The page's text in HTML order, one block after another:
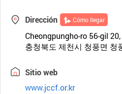
Dirección Cómo llegar
Cheongpungho-ro 56-gil
충청북도 제천시 청풍면 청
Sitio web
www.jccf.or.kr